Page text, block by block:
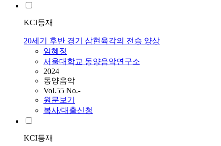
KCI등재
20세기 후반 경기 삼현육각의 전승 양상
임혜정
서울대학교 동양음악연구소
2024
동양음악
Vol.55 No.-
원문보기
복사/대출신청
KCI등재